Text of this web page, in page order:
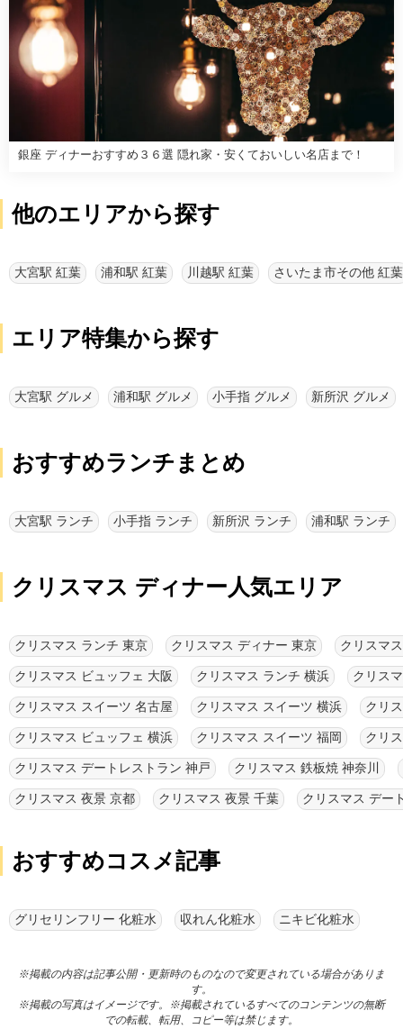
銀座 ディナーおすすめ３６選 隠れ家・安くておいしい名店まで！
他のエリアから探す
大宮駅 紅葉 浦和駅 紅葉 川越駅 紅葉 さいたま市その他 紅葉
エリア特集から探す
大宮駅 グルメ 浦和駅 グルメ 小手指 グルメ 新所沢 グルメ
おすすめランチまとめ
大宮駅 ランチ 小手指 ランチ 新所沢 ランチ 浦和駅 ランチ
クリスマス ディナー人気エリア
クリスマス ランチ 東京 クリスマス ディナー 東京 クリスマ
クリスマス ビュッフェ 大阪 クリスマス ランチ 横浜 クリス
クリスマス スイーツ 名古屋 クリスマス スイーツ 横浜 クリ
クリスマス ビュッフェ 横浜 クリスマス スイーツ 福岡 クリ
クリスマス デートレストラン 神戸 クリスマス 鉄板焼 神奈川
クリスマス 夜景 京都 クリスマス 夜景 千葉 クリスマス デー
おすすめコスメ記事
グリセリンフリー 化粧水 収れん化粧水 ニキビ化粧水
※掲載の内容は記事公開・更新時のものなので変更されている場合がありま
す。
※掲載の写真はイメージです。※掲載されているすべてのコンテンツの無断
での転載、転用、コピー等は禁じます。